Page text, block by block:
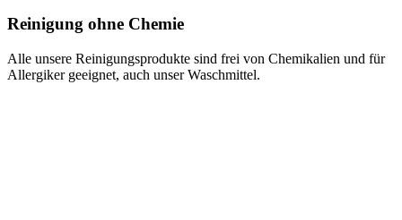
Reinigung ohne Chemie
Alle unsere Reinigungsprodukte sind frei von Chemikalien und für
Allergiker geeignet, auch unser Waschmittel.